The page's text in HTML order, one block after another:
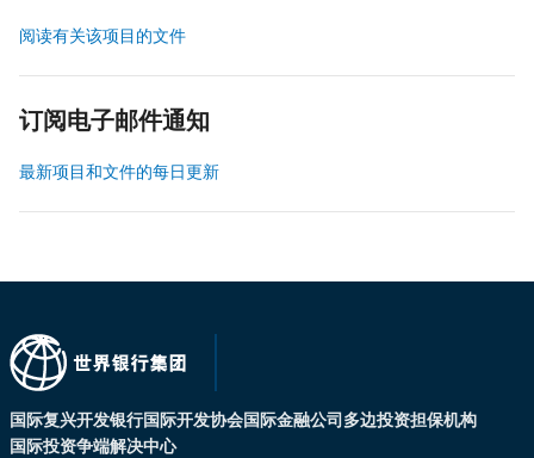
阅读有关该项目的文件
订阅电子邮件通知
最新项目和文件的每日更新
国际复兴开发银行国际开发协会国际金融公司多边投资担保机构
国际投资争端解决中心